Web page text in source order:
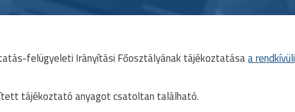
felügyeleti Irányítási Főosztályának tájékoztatásaa rendkívüli
tájékoztató anyagot csatoltan található.